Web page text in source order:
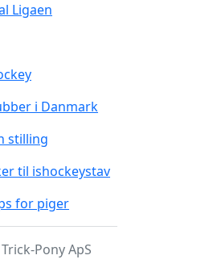
Ligaen
i Danmark
stilling
til ishockeystav
for piger
Pony ApS